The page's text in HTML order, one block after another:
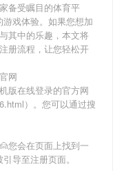
备受瞩目的体育平
戏体验。如果您想加
其中的乐趣，本文将
册流程，让您轻松开
网
版在线登录的官方网
）。您可以通过搜
您会在页面上找到一
导至注册页面。